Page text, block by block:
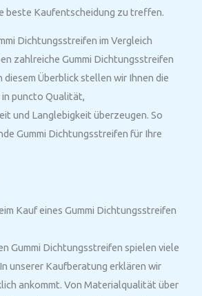
beste Kaufentscheidung zu treffen.
Dichtungsstreifen im Vergleich
zahlreiche Gummi Dichtungsstreifen
Überblick stellen wir Ihnen die
puncto Qualität,
und Langlebigkeit überzeugen. So
Gummi Dichtungsstreifen für Ihre
Kauf eines Gummi Dichtungsstreifen
Gummi Dichtungsstreifen spielen viele
unserer Kaufberatung erklären wir
ankommt. Von Materialqualität über